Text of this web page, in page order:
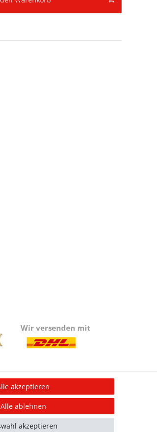
Wir versenden mit
für Vereine
zur Beflockung
akzeptieren
Alle ablehnen
akzeptieren